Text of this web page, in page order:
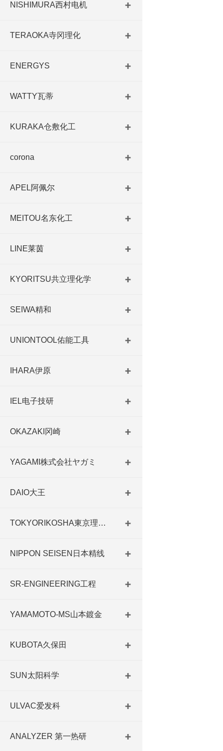
NISHIMURA西村电机
TERAOKA寺冈理化
ENERGYS
WATTY瓦蒂
KURAKA仓敷化工
corona
APEL阿佩尔
MEITOU名东化工
LINE莱茵
KYORITSU共立理化学
SEIWA精和
UNIONTOOL佑能工具
IHARA伊原
IEL电子技研
OKAZAKI冈崎
YAGAMI株式会社ヤガミ
DAIO大王
TOKYORIKOSHA東京理工舎
NIPPON SEISEN日本精线
SR-ENGINEERING工程
YAMAMOTO-MS山本鍍金
KUBOTA久保田
SUN太阳科学
ULVAC爱发科
ANALYZER 第一热研